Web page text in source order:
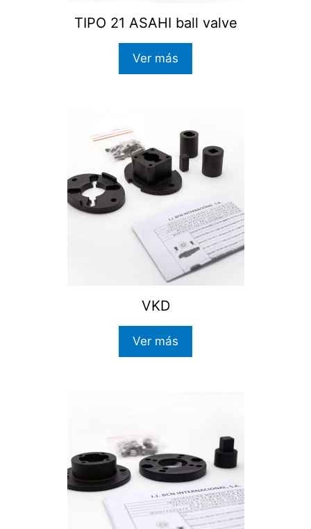
TIPO 21 ASAHI ball valve
Ver más
VKD
Ver más